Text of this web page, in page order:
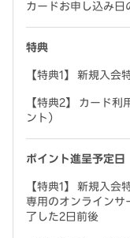
カードお申し込み日
特典
【特典1】 新規入
【特典2】 カード
ント）
ポイント進呈予定日
【特典1】 新規入
専用のオンライン
了した2日前後